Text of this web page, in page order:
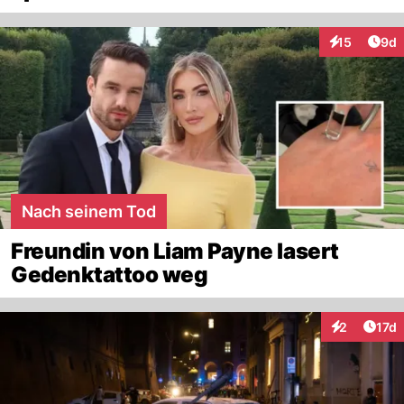
15
Interaktionen
9d
Nach seinem Tod
Freundin von Liam Payne lasert
Gedenktattoo weg
2 17d